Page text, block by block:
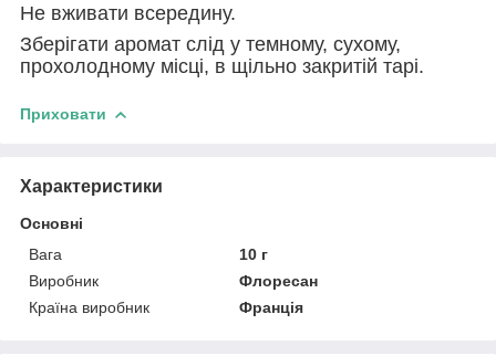
Не вживати всередину.
Зберігати аромат слід у темному, сухому,
прохолодному місці, в щільно закритій тарі.
Приховати
Характеристики
Основні
Вага
10 г
Виробник
Флоресан
Країна виробник
Франція